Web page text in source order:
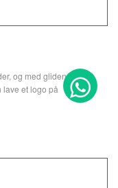
og med glidende
et logo på